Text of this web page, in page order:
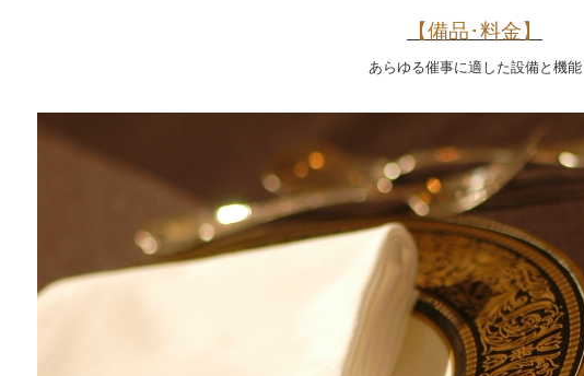
【備品･料金】
あらゆる催事に適した設備と機能